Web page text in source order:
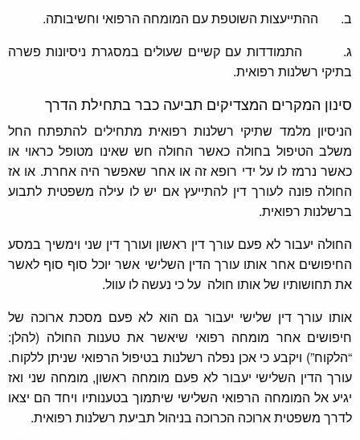
ב. ההתייעצות השוטפת עם המומחה הרפואי וחשיבותה.
ג. התמודדות עם קשיים שעולים במסגרת ניסיונות פשרה
בתיקי רשלנות רפואית.
סינון המקרים המצדיקים תביעה כבר בתחילת הדרך
הניסיון מלמד שתיקי רשלנות רפואית מתחילים להתפתח החל
משלב הטיפול בחולה כאשר החולה חש שאינו מטופל כראוי או
כאשר נרמז לו על ידי רופא זה או אחר שאפשר היה אחרת. או אז
החולה פונה לעורך דין להתייעץ אם יש לו עילה משפטית לתבוע
ברשלנות רפואית.
החולה יעבור לא פעם עורך דין ראשון ועורך דין שני וימשיך במסע
החיפושים אחר אותו עורך הדין השלישי אשר יוכל סוף סוף לאשר
את תחושותיו של אותו חולה על כי נעשה לו עוול.
אותו עורך דין שלישי יעבור גם הוא לא פעם מסכת ארוכה של
חיפושים אחר מומחה רפואי שיאשר את טענות החולה (להלן:
“הלקוח”) ויקבע כי אכן נפלה רשלנות בטיפול הרפואי שניתן ללקוח.
עורך הדין השלישי יעבור לא פעם מומחה ראשון, מומחה שני ואז
יגיע אל המומחה הרפואי השלישי שיתמוך בטענותיו ויחד הם יצאו
לדרך משפטית ארוכה הכרוכה בניהול תביעת רשלנות רפואית.